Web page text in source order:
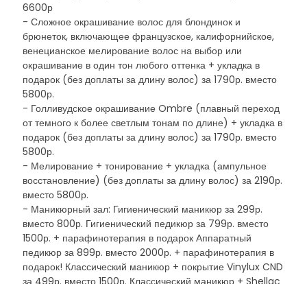
6600р
- Сложное окрашивание волос для блондинок и
брюнеток, включающее французское, калифорнийское,
венецианское мелирование волос на выбор или
окрашивание в один тон любого оттенка + укладка в
подарок (без доплаты за длину волос) за 1790р. вместо
5800р.
- Голливудское окрашивание Ombre (плавный переход
от темного к более светлым тонам по длине) + укладка в
подарок (без доплаты за длину волос) за 1790р. вместо
5800р.
- Мелировани­е + тонировани­е + укладка (ампульное
восстановление) (без доплаты за длину волос) за 2190р.
вместо 5800р.
- Маникюрный зал: Гигиенический маникюр за 299р.
вместо 800р. Гигиенический педикюр за 799р. вместо
1500р. + парафинотерапия в подарок Аппаратный
педикюр за 899р. вместо 2000р. + парафинотерапия в
подарок! Классический маникюр + покрытие Vinylux CND
за 499р. вместо 1500р. Классический маникюр + Shellac